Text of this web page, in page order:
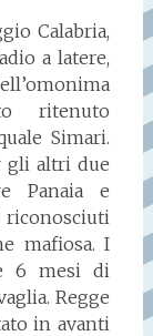
Calabria,
a latere,
ritenuto
Simari.
gli altri due
Panaia e
mafiosa. I
6 mesi di
Regge
in avanti